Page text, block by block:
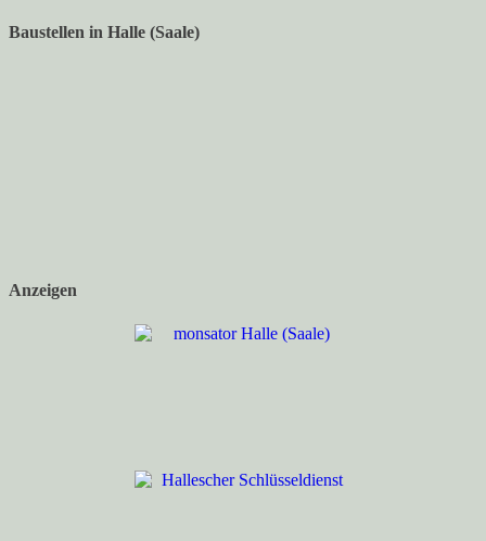
Baustellen in Halle (Saale)
Anzeigen